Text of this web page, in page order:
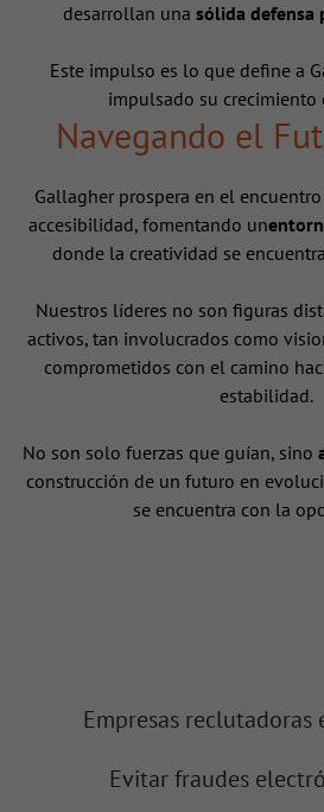
desarrollan una sólida defensa
Este impulso es lo que define a
impulsado su crecimiento
Navegando el
Gallagher prospera en el
accesibilidad, fomentando un
donde la creatividad se
Nuestros líderes no son figuras
activos, tan involucrados como
comprometidos con el camino
estabilidad.
No son solo fuerzas que guían, sino
construcción de un futuro en
se encuentra con la
Empresas reclutadoras
Evitar fraudes